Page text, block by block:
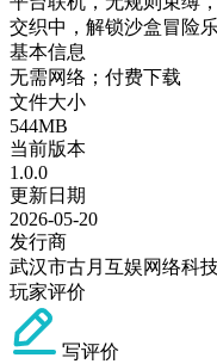
交织中，解锁沙盒冒险乐
基本信息
无需网络；付费下载
文件大小
544MB
当前版本
1.0.0
更新日期
2026-05-20
发行商
武汉市古月互娱网络科
玩家评价
写评价